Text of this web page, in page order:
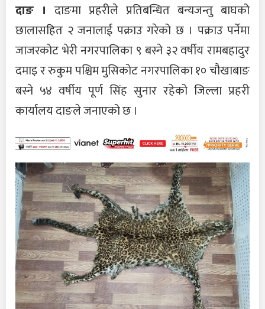
दाङ । दाङमा प्रहरीले प्रतिबन्धित बन्यजन्तु बाघको
छालासहित २ जनालाई पक्राउ गरेको छ । पक्राउ पर्नेमा
जाजरकोट भेरी नगरपालिका ९ बस्ने ३२ वर्षीय रामबहादुर
दमाइ र रुकुम पश्चिम मुसिकोट नगरपालिका १० चौखाबाङ
बस्ने ५४ वर्षीय पूर्ण सिंह सुनार रहेको जिल्ला प्रहरी
कार्यालय दाङले जनाएको छ ।